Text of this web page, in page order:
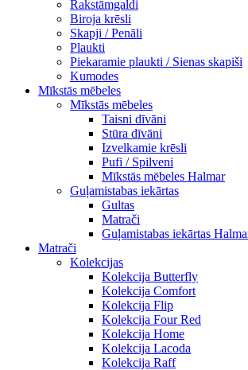
Rakstāmgaldi
Biroja krēsli
Skapji / Penāli
Plaukti
Piekaramie plaukti / Sienas skapiši
Kumodes
Mīkstās mēbeles
Mīkstās mēbeles
Taisni dīvāni
Stūra dīvāni
Izvelkamie krēsli
Pufi / Spilveni
Mīkstās mēbeles Halmar
Guļamistabas iekārtas
Gultas
Matrači
Guļamistabas iekārtas
Matrači
Kolekcijas
Kolekcija Butterfly
Kolekcija Comfort
Kolekcija Flip
Kolekcija Four Red
Kolekcija Home
Kolekcija Lacoda
Kolekcija Raff